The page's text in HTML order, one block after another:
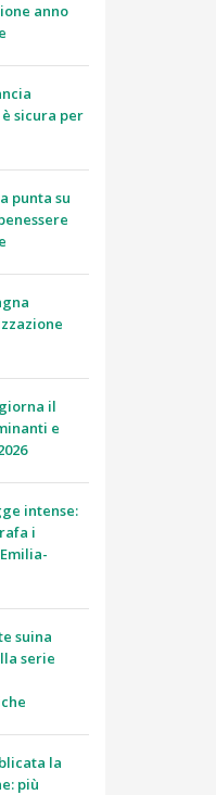
anno
sicura per
punta su
il
e
intense:
i
suina
serie
la
più